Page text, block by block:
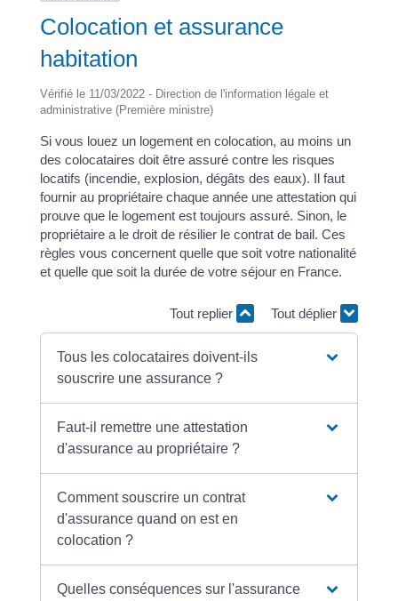
Colocation et assurance
habitation
Vérifié le 11/03/2022 - Direction de l'information légale et
administrative (Première ministre)
Si vous louez un logement en colocation, au moins un
des colocataires doit être assuré contre les risques
locatifs (incendie, explosion, dégâts des eaux). Il faut
fournir au propriétaire chaque année une attestation qui
prouve que le logement est toujours assuré. Sinon, le
propriétaire a le droit de résilier le contrat de bail. Ces
règles vous concernent quelle que soit votre nationalité
et quelle que soit la durée de votre séjour en France.
Tout replier Tout déplier
Tous les colocataires doivent-ils
souscrire une assurance ?
Faut-il remettre une attestation
d'assurance au propriétaire ?
Comment souscrire un contrat
d'assurance quand on est en
colocation ?
Quelles conséquences sur l'assurance